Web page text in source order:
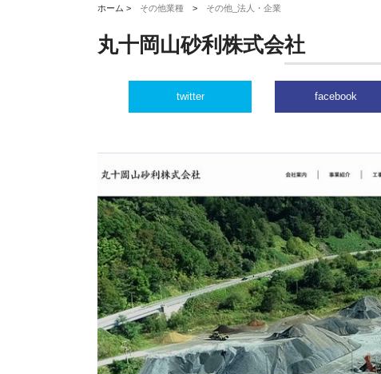
ホーム > その他業種 > その他_法人・企業
丸十岡山砂利株式会社
twitter facebook